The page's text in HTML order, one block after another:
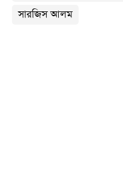
সারজিস আলম